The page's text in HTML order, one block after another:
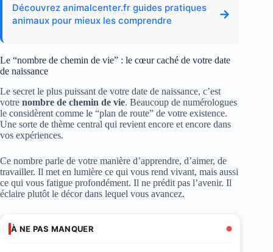
Découvrez animalcenter.fr guides pratiques
animaux pour mieux les comprendre
→
Le “nombre de chemin de vie” : le cœur caché de votre date
de naissance
Le secret le plus puissant de votre date de naissance, c’est
votre nombre de chemin de vie. Beaucoup de numérologues
le considèrent comme le “plan de route” de votre existence.
Une sorte de thème central qui revient encore et encore dans
vos expériences.
Ce nombre parle de votre manière d’apprendre, d’aimer, de
travailler. Il met en lumière ce qui vous rend vivant, mais aussi
ce qui vous fatigue profondément. Il ne prédit pas l’avenir. Il
éclaire plutôt le décor dans lequel vous avancez.
À NE PAS MANQUER